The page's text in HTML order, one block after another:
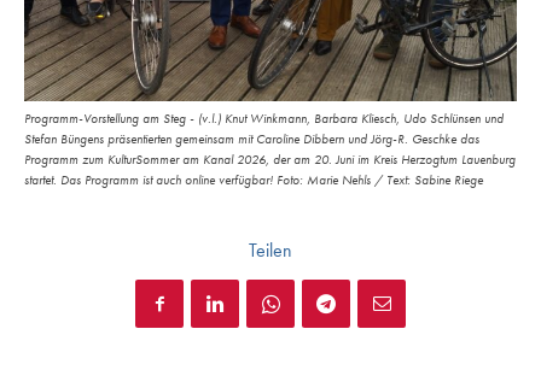
Programm-Vorstellung am Steg - (v.l.) Knut Winkmann, Barbara Kliesch, Udo Schlünsen und
Stefan Büngens präsentierten gemeinsam mit Caroline Dibbern und Jörg-R. Geschke das
Programm zum KulturSommer am Kanal 2026, der am 20. Juni im Kreis Herzogtum Lauenburg
startet. Das Programm ist auch online verfügbar! Foto: Marie Nehls / Text: Sabine Riege
Teilen